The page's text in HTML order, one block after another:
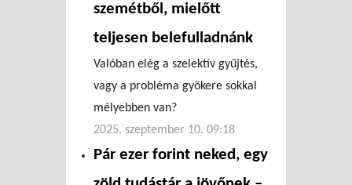
szemétből, mielőtt
teljesen belefulladnánk
Valóban elég a szelektív gyűjtés,
vagy a probléma gyökere sokkal
mélyebben van?
2025. szeptember 10. 09:18
Pár ezer forint neked, egy